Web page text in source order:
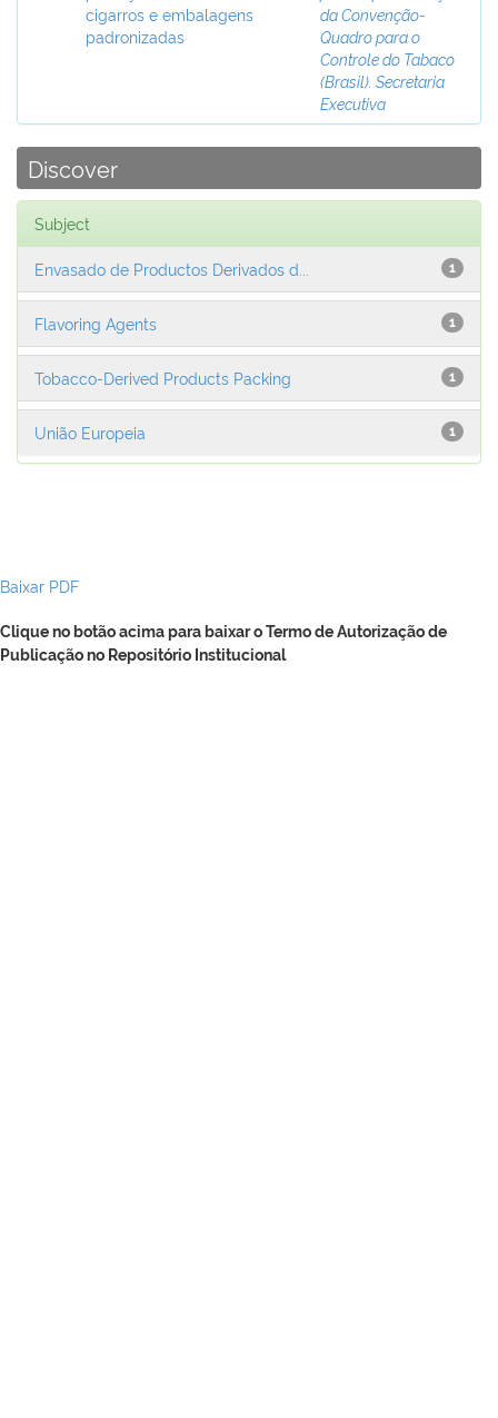
cigarros e embalagens
padronizadas
da Convenção-
Quadro para o
Controle do Tabaco
(Brasil). Secretaria
Executiva
Discover
Subject
1
Envasado de Productos Derivados d...
1
Flavoring Agents
1
Tobacco-Derived Products Packing
1
União Europeia
Baixar PDF
Clique no botão acima para baixar o Termo de Autorização de
Publicação no Repositório Institucional